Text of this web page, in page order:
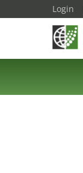
Login